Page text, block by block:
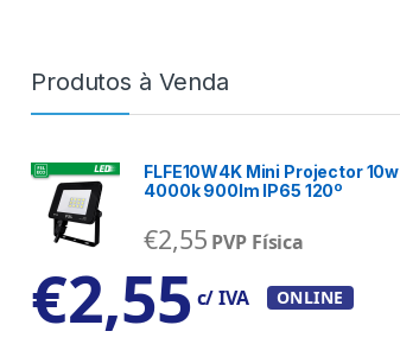
Produtos à Venda
FLFE10W4K Mini Projector 10w
4000k 900lm IP65 120º
€2,55 PVP Física
€2,55 c/ IVA ONLINE